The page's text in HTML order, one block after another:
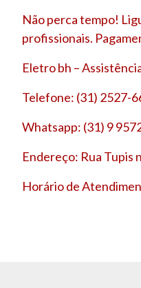
Não perca tempo!
profissionais.
Eletro bh –
Telefone: (31) 2527-
Whatsapp: (31) 9
Endereço: Rua Tupis
Horário de